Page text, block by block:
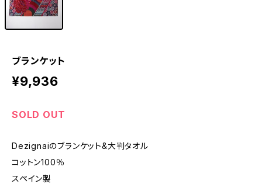
ブランケット
¥9,936
SOLD OUT
Dezignaiのブランケット&大判タオル
コットン100％
スペイン製